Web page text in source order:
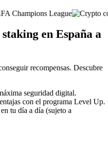
en España a
recompensas. Descubre
seguridad digital.
con el programa Level Up.
tu día a día (sujeto a